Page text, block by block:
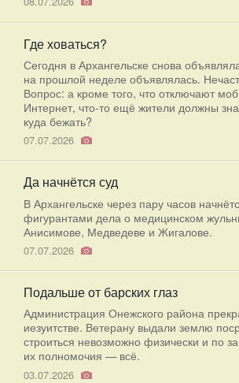
Где ховаться?
Сегодня в Архангельске снова
на прошлой неделе объявлялась.
Вопрос: а кроме того, что отключают
Интернет, что-то ещё жители должны
куда бежать?
07.07.2026
Да начнётся суд
В Архангельске через пару часов
фигурантами дела о медицинском
Анисимове, Медведеве и Жигалове.
07.07.2026
Подальше от барских глаз
Администрация Онежского района
иезуитстве. Ветерану выдали землю
строиться невозможно физически и по
их полномочия — всё.
03.07.2026